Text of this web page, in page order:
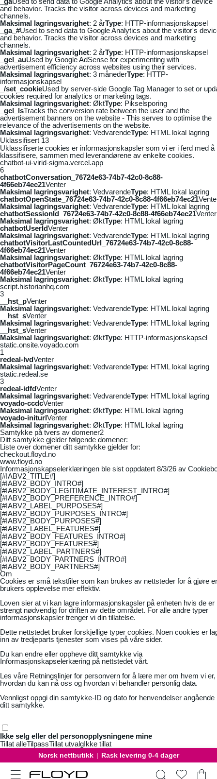
and behavior. Tracks the visitor across devices and marketing
channels.
Maksimal lagringsvarighet: 2 årType: HTTP-informasjonskapsel
_ga_#Used to send data to Google Analytics about the visitor's
and behavior. Tracks the visitor across devices and marketing
channels.
Maksimal lagringsvarighet: 2 årType: HTTP-informasjonskapsel
_gcl_auUsed by Google AdSense for experimenting with
advertisement efficiency across websites using their services.
Maksimal lagringsvarighet: 3 månederType: HTTP-
informasjonskapsel
_/set_cookieUsed by server-side Google Tag Manager to set or
cookies required for analytics or marketing tags.
Maksimal lagringsvarighet: ØktType: Pikselsporing
_gcl_lsTracks the conversion rate between the user and the
advertisement banners on the website - This serves to optimise the
relevance of the advertisements on the website.
Maksimal lagringsvarighet: VedvarendeType: HTML lokal lagring
Uklassifisert 13
Uklassifiserte cookies er informasjonskapsler som vi er i ferd med å
klassifisere, sammen med leverandørene av enkelte cookies.
chatbot-ui-virid-sigma.vercel.app
6
chatbotConversation_76724e63-74b7-42c0-8c88-
4f66eb74ec21Venter
Maksimal lagringsvarighet: VedvarendeType: HTML lokal lagring
chatbotOpenState_76724e63-74b7-42c0-8c88-4f66eb74ec21
Maksimal lagringsvarighet: VedvarendeType: HTML lokal lagring
chatbotSessionId_76724e63-74b7-42c0-8c88-4f66eb74ec21Venter
Maksimal lagringsvarighet: ØktType: HTML lokal lagring
chatbotUserIdVenter
Maksimal lagringsvarighet: VedvarendeType: HTML lokal lagring
chatbotVisitorLastCountedUrl_76724e63-74b7-42c0-8c88-
4f66eb74ec21Venter
Maksimal lagringsvarighet: ØktType: HTML lokal lagring
chatbotVisitorPageCount_76724e63-74b7-42c0-8c88-
4f66eb74ec21Venter
Maksimal lagringsvarighet: ØktType: HTML lokal lagring
script.historianhq.com
3
__hst_pVenter
Maksimal lagringsvarighet: VedvarendeType: HTML lokal lagring
__hst_sVenter
Maksimal lagringsvarighet: VedvarendeType: HTML lokal lagring
__hst_sVenter
Maksimal lagringsvarighet: ØktType: HTTP-informasjonskapsel
static.onsite.voyado.com
1
redeal-lvdVenter
Maksimal lagringsvarighet: VedvarendeType: HTML lokal lagring
static.redeal.se
3
redeal-idfdVenter
Maksimal lagringsvarighet: VedvarendeType: HTML lokal lagring
voyado-ccdcVenter
Maksimal lagringsvarighet: ØktType: HTML lokal lagring
voyado-initurlVenter
Maksimal lagringsvarighet: ØktType: HTML lokal lagring
Samtykke på tvers av domener2
Ditt samtykke gjelder følgende domener:
Liste over domener ditt samtykke gjelder for:
checkout.floyd.no
www.floyd.no
Informasjonskapselerklæringen ble sist oppdatert 8/3/26 av
[#IABV2_TITLE#]
[#IABV2_BODY_INTRO#]
[#IABV2_BODY_LEGITIMATE_INTEREST_INTRO#]
[#IABV2_BODY_PREFERENCE_INTRO#]
[#IABV2_LABEL_PURPOSES#]
[#IABV2_BODY_PURPOSES_INTRO#]
[#IABV2_BODY_PURPOSES#]
[#IABV2_LABEL_FEATURES#]
[#IABV2_BODY_FEATURES_INTRO#]
[#IABV2_BODY_FEATURES#]
[#IABV2_LABEL_PARTNERS#]
[#IABV2_BODY_PARTNERS_INTRO#]
[#IABV2_BODY_PARTNERS#]
Om
Cookies er små tekstfiler som kan brukes av nettsteder for å gjøre
brukers opplevelse mer effektiv.
Loven sier at vi kan lagre informasjonskapsler på enheten hvis de er
strengt nødvendig for driften av dette området. For alle andre typer
informasjonskapsler trenger vi din tillatelse.
Dette nettstedet bruker forskjellige typer cookies. Noen cookies er
inn av tredjeparts tjenester som vises på våre sider.
Du kan endre eller oppheve ditt samtykke via
Informasjonskapselerkæring på nettstedet vårt.
Les våre Retningslinjer for personvern for å lære mer om hvem vi er,
hvordan du kan nå oss og hvordan vi behandler personlig data.
Vennligst oppgi din samtykke-ID og dato for henvendelser angående
ditt samtykke.
Ikke selg eller del personopplysningene mine
Tillat alleTilpassTillat utvalgIkke tillat
Norsk nettbutikk | Rask levering 0-4 dager